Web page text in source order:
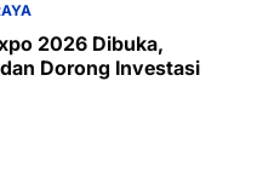
2026 Dibuka,
Dorong Investasi